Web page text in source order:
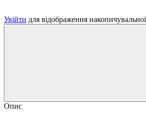
Увійти для відображення
Опис